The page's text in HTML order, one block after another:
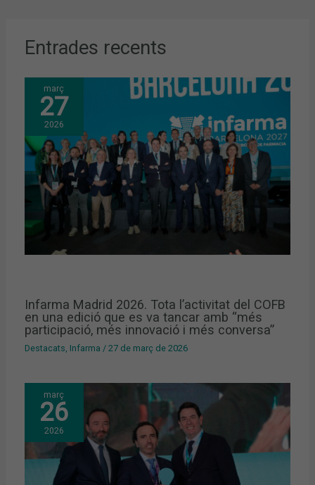
Entrades recents
març
27
2026
Infarma Madrid 2026. Tota l’activitat del COFB
en una edició que es va tancar amb “més
participació, més innovació i més conversa”
Destacats Infarma /27 de març de 2026
març
26
2026